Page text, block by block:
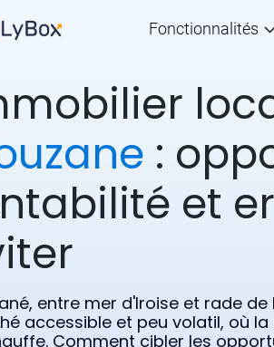
Fonctionnalités
:
et
entre mer d'Iroise et rade
accessible et peu volatil, où
Comment cibler les